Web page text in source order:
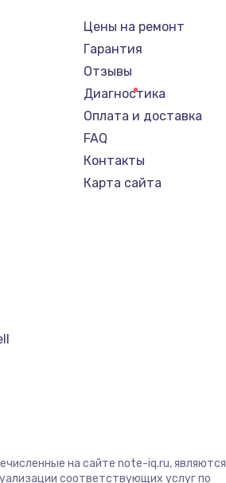
Цены на ремонт
Гарантия
Отзывы
Диагностика
Оплата и доставка
FAQ
Контакты
Карта сайта
на сайте note-iq.ru, являются
соответствующих услуг по